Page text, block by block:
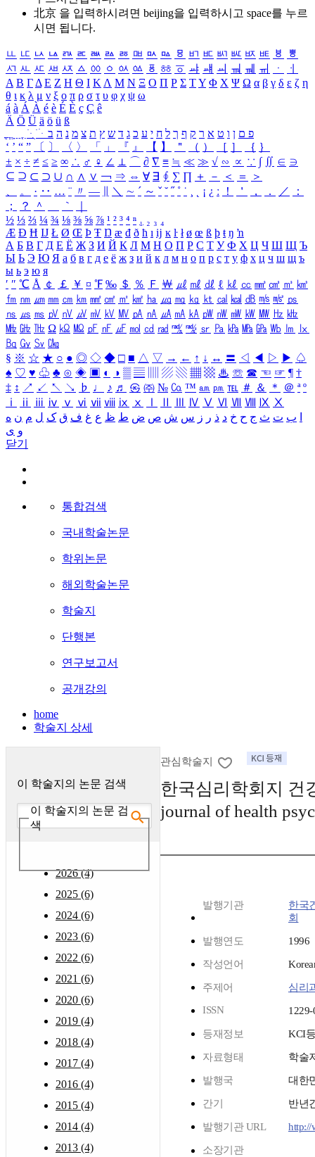
北京 을 입력하시려면 beijing을 입력하시고 space를 누르
시면 됩니다.
ㅥ ㅦ ㅧ ㅨ ㅩ ㅪ ㅫ ㅬ ㅭ ㅮ ㅯ ㅰ ㅱ ㅲ ㅳ ㅴ ㅵ ㅶ ㅷ ㅸ
ㅹ
ㅺ ㅻ ㅼ ㅽ ㅾ ㅿ ㆀ ㆁ ㆂ ㆃ ㆄ ㆅ ㆆ ㆇ ㆈ ㆉ ㆊ ㆋ ㆌ ㆍ
ㆎ
Α Β ΓΔ Ε Ζ Η Θ Ι ΚΛ Μ Ν Ξ Ο Π Ρ Σ ΤΥ Φ Χ Ψ Ω α β γ δ ε ζ η
θ ι κ λ μ ν ξ ο π ρ σ τ υ φ χ ψ ω
á à Á À é è É È ç Ç ê
Ä Ö Ü ä ö ü ß
ִֶֹ ֻּ ׁׂ פ ם ן ו ט א ר ק ף ך ל ח י ע כ ג ד ש ץ ת צ מ נ ה ב
‘ ’ “ ” 〔 〕 〈 〉 「 」 『 』 【 】 ＂ （ ） ［ ］ ｛ ｝
± × ÷ ≠ ≤ ≥ ∞ ∴ ♂ ♀ ∠ ⊥ ⌒ ∂ ∇ ≡ ≒ ≪ ≫ √ ∽ ∝ ∵ ∫ ∬ ∈ ∋
⊆ ⊇ ⊂ ⊃ ∪ ∩ ∧ ∨ ￢ ⇒ ⇔ ∀ ∃ ∮ ∑ ∏ ＋ － ＜ ＝
＞
、
。 · ‥ … ¨ 〃 ― ＼ ∼ ´ ～ ˇ ˘ ˝ ˚ ˙ ¸ ¡ ¿ ː ！ ＇ ， ． ／
：
；
？ ＾ ｀
½ ⅓ ⅔ ¼ ¾ ⅛ ⅜ ⅝ ⅞ ¹ ² ³ ⁴ ⁿ ₁ ₂ ₃ ₄
Æ Ð Ħ Ĳ Ł Ø Œ Þ Ŧ Ŋ æ đ ð ħ ı ĳ ĸ ŀ ł ø œ ß þ ŧ ŋ ŉ
А Б В Г Д Е Ё Ж З И Й К Л М Н О П Р С Т У Ф Х Ц Ч Ш Щ Ъ
Ы Ь Э Ю Я а б в г д е ё ж з и й к л м н о п р с т у ф х ц ч ш щ ъ
ы ь э ю я
′ ″ ℃ Å ￠ ￡ ￥ ¤ ℉ ‰ ＄ ％ Ｆ ￦ ㎕ ㎖ ㎗ ℓ ㎘ ㏄ ㎣ ㎤ ㎥ ㎦
㎙ ㎚ ㎛ ㎜ ㎝ ㎞ ㎟ ㎠ ㎡ ㎢ ㏊ ㎍ ㎎ ㎏ ㏏ ㎈ ㎉ ㏈ ㎧ ㎨ ㎰
㎱ ㎲ ㎳ ㎴ ㎵ ㎶ ㎷ ㎸ ㎹ ㎀ ㎁ ㎂ ㎃ ㎄ ㎺ ㎻ ㎽ ㎾ ㎿ ㎐ ㎑
㎒ ㎓ ㎔ Ω ㏀ ㏁ ㎊ ㎋ ㎌ ㏖ ㏅ ㎭ ㎮ ㎯ ㏛ ㎩ ㎪ ㎫ ㎬ ㏝ ㏐
㏓
㏃ ㏉ ㏜ ㏆
§ ※ ☆ ★ ○ ● ◎ ◇ ◆ □ ■ △ ▽ → ← ↑ ↓ ↔ 〓 ◁ ◀ ▷ ▶ ♤
♠ ♡ ♥ ♧ ♣ ⊙ ◈ ▣ ◐ ◑ ▒ ▤ ▨ ▧ ▦ ▩ ♨ ☏ ☎ ☜ ☞ ¶ †
‡ ↕ ↗ ↙ ↖ ↘ ♭ ♩ ♪ ♬ ㉿ ㈜ № ㏇ ™ ㏂ ㏘ ℡ ＃ ＆ ＊ ＠ ª º
ⅰ
ⅱ ⅲ ⅳ ⅴ ⅵ ⅶ ⅷ ⅸ ⅹ Ⅳ Ⅴ Ⅵ Ⅶ Ⅷ Ⅸ Ⅹ
ب ت ث ج ح خ د ذ ر ز س ش ص ض ط ظ ع غ ف ق ک ل م ن ه
و ی
닫기
통합검색
국내학술논문
학위논문
해외학술논문
학술지
단행본
연구보고서
공개강의
home
학술지 상세
이 학술지의 논문 검색
이 학술지의 논문 검
색
2026 (4)
2025 (6)
2024 (6)
2023 (6)
2022 (6)
2021 (6)
2020 (6)
2019 (4)
2018 (4)
2017 (4)
2016 (4)
2015 (4)
2014 (4)
2013 (4)
관심학술지
한국심리학회지 건
journal of health
발행기관
한국
회
발행연도 1996
작성언어
주제어
심리
ISSN
등재정보 KCI
자료형태 학술
발행국 대한
간기 반년
발행기관 URL http://
소장기관